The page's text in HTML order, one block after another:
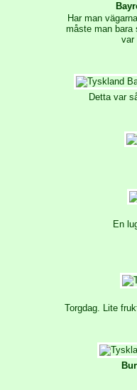
Har man
måste man bara
var
Detta var
En
Torgdag. Lite